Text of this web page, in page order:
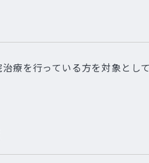
療を行っている方を対象とし